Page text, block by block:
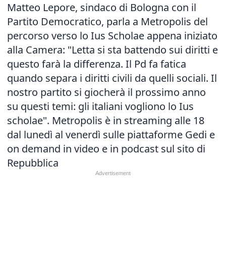
Matteo Lepore, sindaco di Bologna con il
Partito Democratico, parla a Metropolis del
percorso verso lo Ius Scholae appena iniziato
alla Camera: "Letta si sta battendo sui diritti e
questo farà la differenza. Il Pd fa fatica
quando separa i diritti civili da quelli sociali. Il
nostro partito si giocherà il prossimo anno
su questi temi: gli italiani vogliono lo Ius
scholae". Metropolis è in streaming alle 18
dal lunedì al venerdì sulle piattaforme Gedi e
on demand in video e in podcast sul sito di
Repubblica